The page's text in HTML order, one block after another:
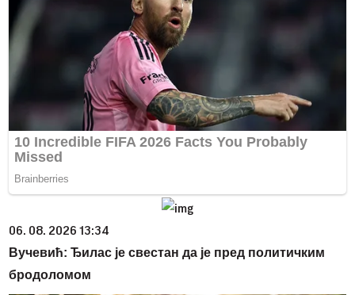
06. 08. 2026 13:34
Вучевић: Ђилас је свестан да је пред политичким
бродоломом